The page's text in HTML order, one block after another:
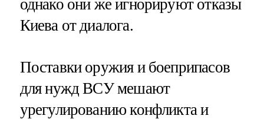
однако они же игнорируют отказы
Киева от диалога.
Поставки оружия и боеприпасов
для нужд ВСУ мешают
урегулированию конфликта и